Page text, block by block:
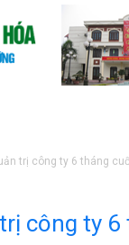
trị công ty 6 tháng
công ty